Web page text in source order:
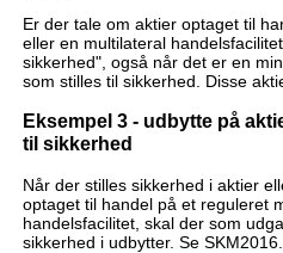
Er der tale om aktier optaget til
eller en multilateral
sikkerhed", også når det er en
som stilles til sikkerhed. Disse
Eksempel 3 - udbytte på
til sikkerhed
Når der stilles sikkerhed i aktier
optaget til handel på et reguleret
handelsfacilitet, skal der som
sikkerhed i udbytter. Se